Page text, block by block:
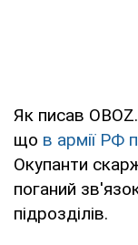
Як писав
що в армії РФ
Окупанти
поганий
підрозділів.